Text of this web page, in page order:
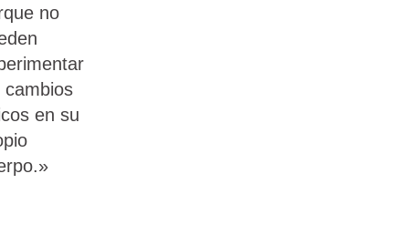
no
cambios
en su